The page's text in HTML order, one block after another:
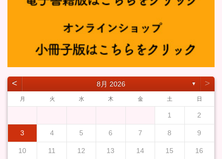
˂ 8月 2026 ▼ ˃
月 火 水 木 金 土 日
1 2
3 4 5 6 7 8 9
10 11 12 13 14 15 16